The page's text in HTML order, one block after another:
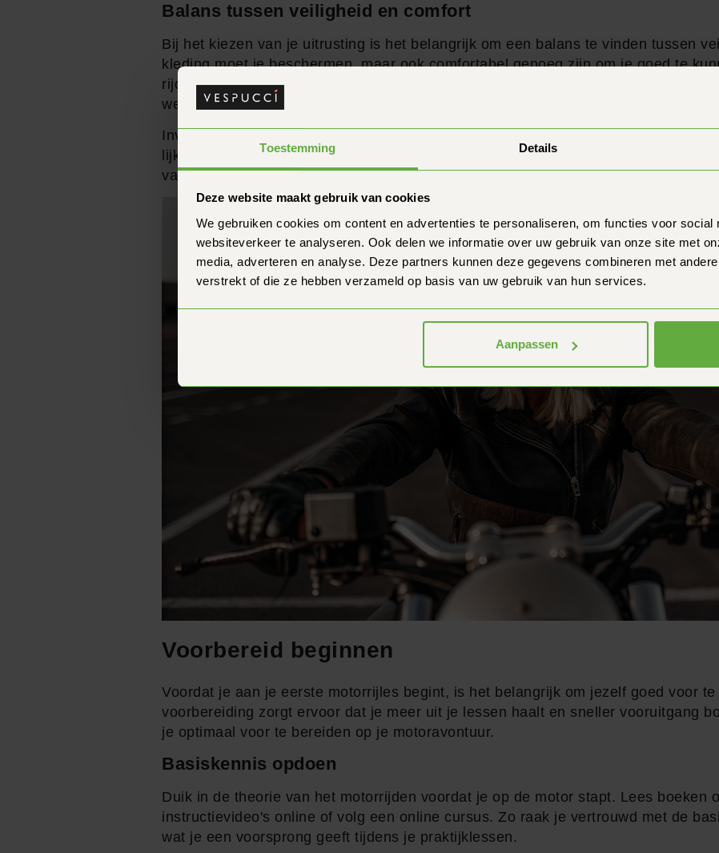
Toestemming Details
Deze website maakt gebruik van cookies
We gebruiken cookies om content en advertenties te personaliseren, om functies voor social
websiteverkeer te analyseren. Ook delen we informatie over uw gebruik van onze site met
media, adverteren en analyse. Deze partners kunnen deze gegevens combineren met
verstrekt of die ze hebben verzameld op basis van uw gebruik van hun services.
Aanpassen
Balans tussen veiligheid en comfort
Bij het kiezen van je uitrusting is het belangrijk om een balans te vinden tussen
kleding moet je beschermen, maar ook comfortabel genoeg zijn om je goed te
rijden. Kies bijvoorbeeld voor kleding met ventilatie voor warme dagen en
weer.
Investeer in kwaliteitsproducten van gerenommeerde merken. Hoewel de
lijken, is het de investering waard voor je veiligheid en rijplezier. Bovendien kun
vaak deskundig advies krijgen over de juiste maat en pasvorm.
Voorbereid beginnen
Voordat je aan je eerste motorrijles begint, is het belangrijk om jezelf goed voor
voorbereiding zorgt ervoor dat je meer uit je lessen haalt en sneller vooruitgang
je optimaal voor te bereiden op je motoravontuur.
Basiskennis opdoen
Duik in de theorie van het motorrijden voordat je op de motor stapt. Lees boeken
instructievideo's online of volg een online cursus. Zo raak je vertrouwd met de
wat je een voorsprong geeft tijdens je praktijklessen.